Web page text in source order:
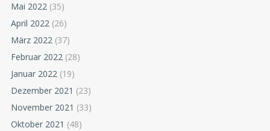
Mai 2022 (35)
April 2022 (26)
März 2022 (37)
Februar 2022 (28)
Januar 2022 (19)
Dezember 2021 (23)
November 2021 (33)
Oktober 2021 (48)